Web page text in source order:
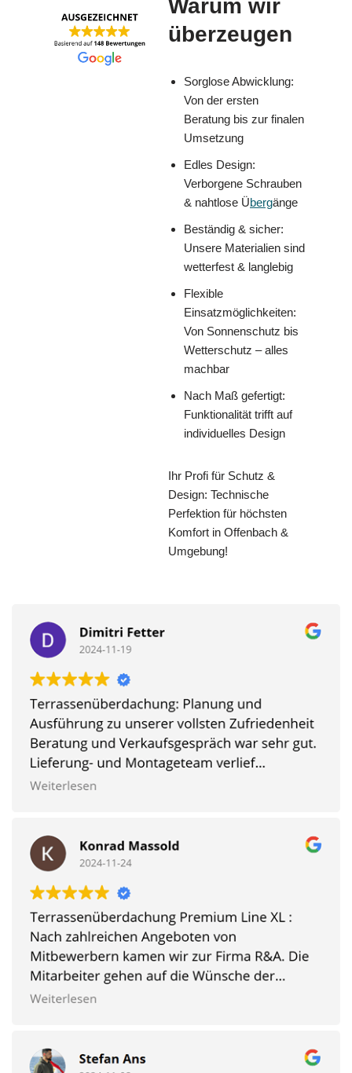
Warum wir
überzeugen
Sorglose Abwicklung:
Von der ersten
Beratung bis zur finalen
Umsetzung
Edles Design:
Verborgene Schrauben
& nahtlose Übergänge
Beständig & sicher:
Unsere Materialien sind
wetterfest & langlebig
Flexible
Einsatzmöglichkeiten:
Von Sonnenschutz bis
Wetterschutz – alles
machbar
Nach Maß gefertigt:
Funktionalität trifft auf
individuelles Design
Ihr Profi für Schutz &
Design: Technische
Perfektion für höchsten
Komfort in Offenbach &
Umgebung!